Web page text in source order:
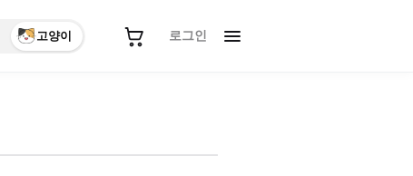
고양이 로그인